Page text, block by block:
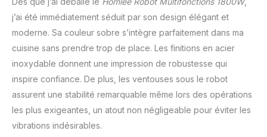
cooking requirements,""P"" speed it can mix
the food completely in a few seconds.
【Robot Pâtissier Multifonctions】Robot
Pâtissier seulement un Robot Pétrin,mais
aussi un presse-agrumes de 1,5L pour
mélanger les boissons et les smoothies
facilement, les lames en acier inoxydable
304 ont une capacité de coupe plus forte.
Avec l'entonnoir à saucisses et les
accessoires, vous pouvez commencer à
j’ai été immédiatement séduit par son design élégant et
moderne. Sa couleur sobre s’intègre parfaitement dans ma
cuisine sans prendre trop de place. Les finitions en acier
inoxydable donnent une impression de robustesse qui
inspire confiance. De plus, les ventouses sous le robot
assurent une stabilité remarquable même lors des opérations
les plus exigeantes, un atout non négligeable pour éviter les
vibrations indésirables.